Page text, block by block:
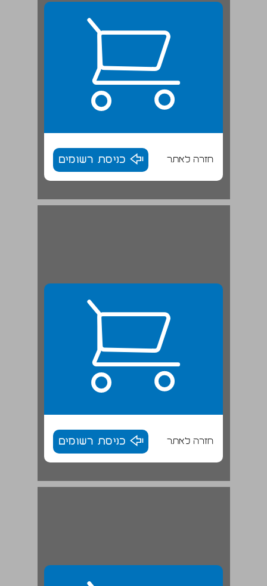
חזרה לאתר כניסת רשומים
חזרה לאתר כניסת רשומים